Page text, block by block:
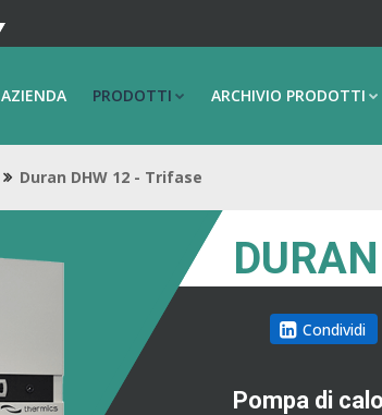
AZIENDA PRODOTTI ARCHIVIO PRODOTTI
Duran DHW 12 - Trifase
Condividi
Pompa di